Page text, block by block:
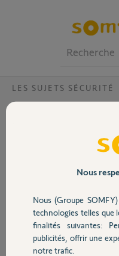
Volet
Sécurité
Domotique
LES SUJETS SÉCURITÉ
voyant vert
Bonjour, je voulais changer
fixe allumé j'ai donc tout fait
faite débrancher 24 h rien non
que dois je faire merci
Line T.
il y a plus de 2 ans
Nous
Nous (Groupe
technologies telles que
finalités suivantes:
publicités, offrir une
notre trafic.